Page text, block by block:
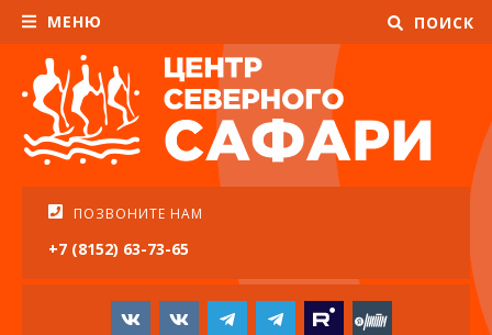
МЕНЮ ПОИСК
ПОЗВОНИТЕ НАМ
+7 (8152) 63-73-65